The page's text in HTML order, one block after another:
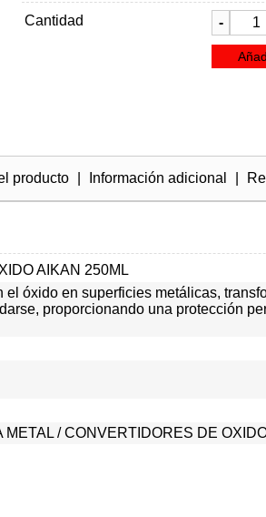
Cantidad
producto Información adicional
AIKAN 250ML
el óxido en superficies metálicas,
proporcionando una protección
METAL /CONVERTIDORES DE